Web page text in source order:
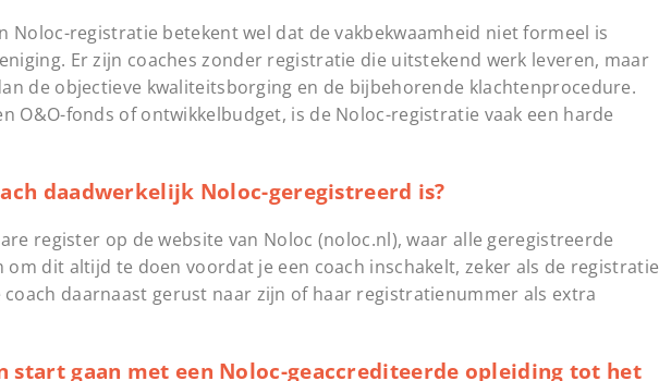
registratie betekent wel dat de vakbekwaamheid niet formeel is
Er zijn coaches zonder registratie die uitstekend werk leveren, maar
de objectieve kwaliteitsborging en de bijbehorende klachtenprocedure.
O&O-fonds of ontwikkelbudget, is de Noloc-registratie vaak een harde
daadwerkelijk Noloc-geregistreerd is?
register op de website van Noloc (noloc.nl), waar alle geregistreerde
dit altijd te doen voordat je een coach inschakelt, zeker als de registratie
daarnaast gerust naar zijn of haar registratienummer als extra
start gaan met een Noloc-geaccrediteerde opleiding tot het